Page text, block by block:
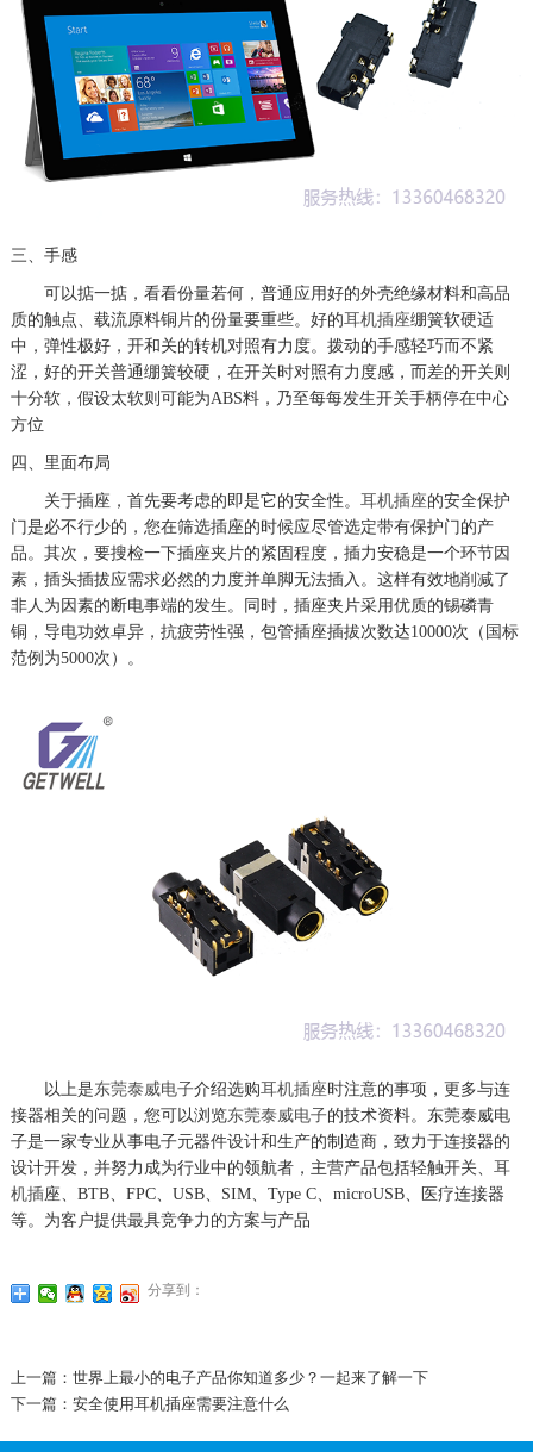
三、手感
可以掂一掂，看看份量若何，普通应用好的外壳绝缘材料和高品
质的触点、载流原料铜片的份量要重些。好的耳机插座绷簧软硬适
中，弹性极好，开和关的转机对照有力度。拨动的手感轻巧而不紧
涩，好的开关普通绷簧较硬，在开关时对照有力度感，而差的开关则
十分软，假设太软则可能为ABS料，乃至每每发生开关手柄停在中心
方位
四、里面布局
关于插座，首先要考虑的即是它的安全性。 耳机插座的安全保护
门是必不行少的，您在筛选插座的时候应尽管选定带有保护门的产
品。其次，要搜检一下插座夹片的紧固程度，插力安稳是一个环节因
素，插头插拔应需求必然的力度并单脚无法插入。这样有效地削减了
非人为因素的断电事端的发生。同时，插座夹片采用优质的锡磷青
铜，导电功效卓异，抗疲劳性强，包管插座插拔次数达10000次（国标
范例为5000次）。
以上是东莞泰威电子介绍选购耳机插座时注意的事项，更多与连
接器相关的问题，您可以浏览东莞泰威电子的技术资料。东莞泰威电
子是一家专业从事电子元器件设计和生产的制造商，致力于连接器的
设计开发，并努力成为行业中的领航者，主营产品包括轻触开关、 耳
机插座、BTB、FPC、USB、SIM、Type C、microUSB、医疗连接器
等。为客户提供最具竞争力的方案与产品
分享到：
上一篇：世界上最小的电子产品你知道多少？一起来了解一下
下一篇：安全使用耳机插座需要注意什么